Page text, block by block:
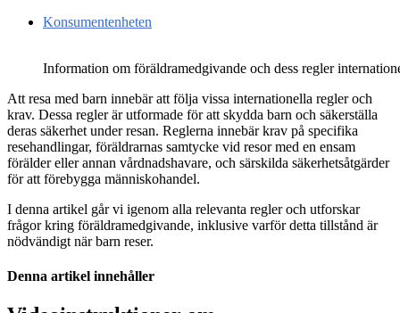
Konsumentenheten
Information om föräldramedgivande och dess regler
Att resa med barn innebär att följa vissa internationella regler och
krav. Dessa regler är utformade för att skydda barn och säkerställa
deras säkerhet under resan. Reglerna innebär krav på specifika
resehandlingar, föräldrarnas samtycke vid resor med en ensam
förälder eller annan vårdnadshavare, och särskilda säkerhetsåtgärder
för att förebygga människohandel.
I denna artikel går vi igenom alla relevanta regler och utforskar
frågor kring föräldramedgivande, inklusive varför detta tillstånd är
nödvändigt när barn reser.
Denna artikel innehåller